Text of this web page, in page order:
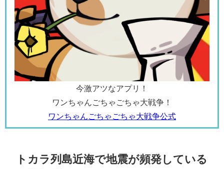
今激アツなアプリ！
ワンちゃんごちゃごちゃ大戦争！
ワンちゃんごちゃごちゃ大戦争公式
トカラ列島近海で地震が頻発している